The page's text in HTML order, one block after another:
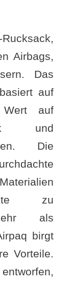
Airbags,
Das
auf
Wert auf
und
Die
zu
als
birgt
Vorteile.